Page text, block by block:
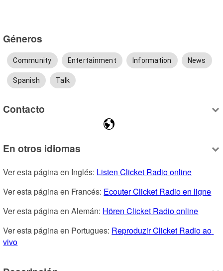
Géneros
Community Entertainment Information News
Spanish Talk
Contacto
En otros idiomas
Ver esta página en Inglés: Listen Clicket Radio online
Ver esta página en Francés: Ecouter Clicket Radio en ligne
Ver esta página en Alemán: Hören Clicket Radio online
Ver esta página en Portugues: Reproduzir Clicket Radio ao
vivo